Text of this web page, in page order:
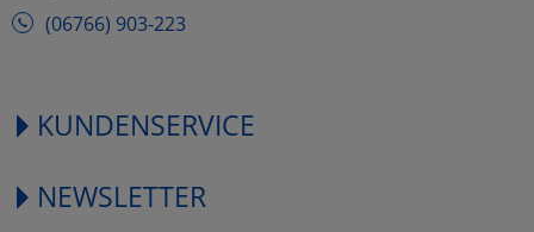
(06766) 903-223
KUNDENSERVICE
NEWSLETTER